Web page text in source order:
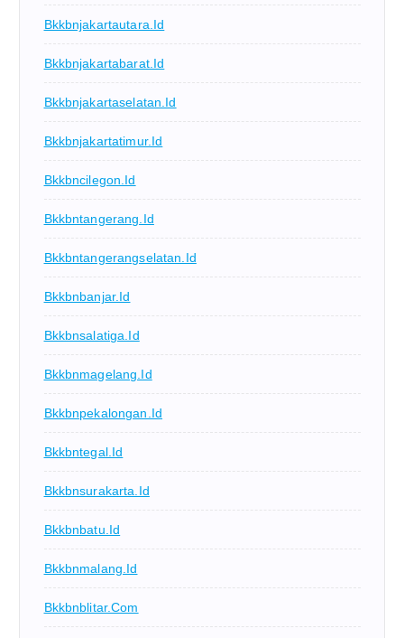
Bkkbnjakartautara.id
Bkkbnjakartabarat.id
Bkkbnjakartaselatan.id
Bkkbnjakartatimur.id
Bkkbncilegon.id
Bkkbntangerang.id
Bkkbntangerangselatan.id
Bkkbnbanjar.id
Bkkbnsalatiga.id
Bkkbnmagelang.id
Bkkbnpekalongan.id
Bkkbntegal.id
Bkkbnsurakarta.id
Bkkbnbatu.id
Bkkbnmalang.id
Bkkbnblitar.com